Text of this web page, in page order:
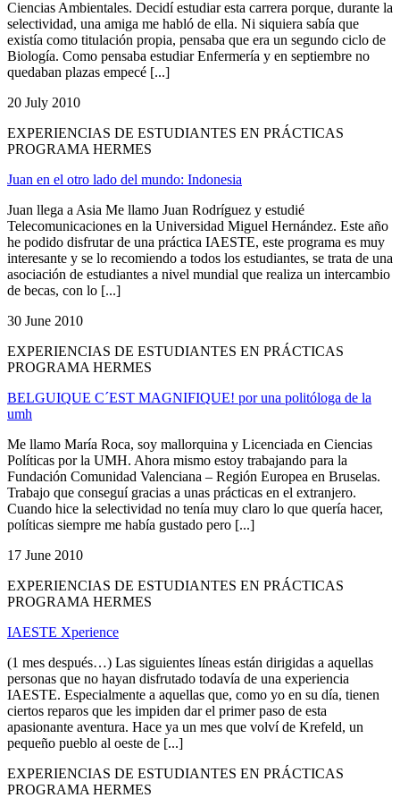
Ciencias Ambientales. Decidí estudiar esta carrera porque, durante la
selectividad, una amiga me habló de ella. Ni siquiera sabía que
existía como titulación propia, pensaba que era un segundo ciclo de
Biología. Como pensaba estudiar Enfermería y en septiembre no
quedaban plazas empecé [...]
20 July 2010
EXPERIENCIAS DE ESTUDIANTES EN PRÁCTICAS
PROGRAMA HERMES
Juan en el otro lado del mundo: Indonesia
Juan llega a Asia Me llamo Juan Rodríguez y estudié
Telecomunicaciones en la Universidad Miguel Hernández. Este año
he podido disfrutar de una práctica IAESTE, este programa es muy
interesante y se lo recomiendo a todos los estudiantes, se trata de una
asociación de estudiantes a nivel mundial que realiza un intercambio
de becas, con lo [...]
30 June 2010
EXPERIENCIAS DE ESTUDIANTES EN PRÁCTICAS
PROGRAMA HERMES
BELGUIQUE C´EST MAGNIFIQUE! por una politóloga de la
umh
Me llamo María Roca, soy mallorquina y Licenciada en Ciencias
Políticas por la UMH. Ahora mismo estoy trabajando para la
Fundación Comunidad Valenciana – Región Europea en Bruselas.
Trabajo que conseguí gracias a unas prácticas en el extranjero.
Cuando hice la selectividad no tenía muy claro lo que quería hacer,
políticas siempre me había gustado pero [...]
17 June 2010
EXPERIENCIAS DE ESTUDIANTES EN PRÁCTICAS
PROGRAMA HERMES
IAESTE Xperience
(1 mes después…) Las siguientes líneas están dirigidas a aquellas
personas que no hayan disfrutado todavía de una experiencia
IAESTE. Especialmente a aquellas que, como yo en su día, tienen
ciertos reparos que les impiden dar el primer paso de esta
apasionante aventura. Hace ya un mes que volví de Krefeld, un
pequeño pueblo al oeste de [...]
EXPERIENCIAS DE ESTUDIANTES EN PRÁCTICAS
PROGRAMA HERMES